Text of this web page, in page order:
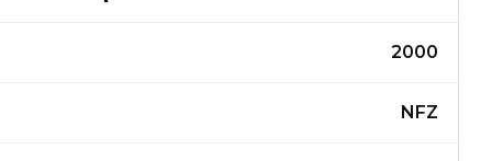
2000
NFZ